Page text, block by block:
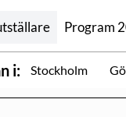
Program
i: Stockholm